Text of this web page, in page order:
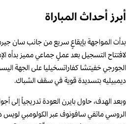
أبرز أحداث المباراة
بدأت المواجهة بإيقاعٍ سريع من جانب سان
لافتتاح التسجيل بعد عملٍ جماعي مميز بدأه
الجورجي خفيتشا كفاراتسخيليا على الجهة
ديمبيليه بتسديدة قوية في سقف الشباك.
وبعد الهدف، حاول بايرن العودة تدريجياً إلى
الروسي ماتفي سافونوف عبر الكولومبي لويس